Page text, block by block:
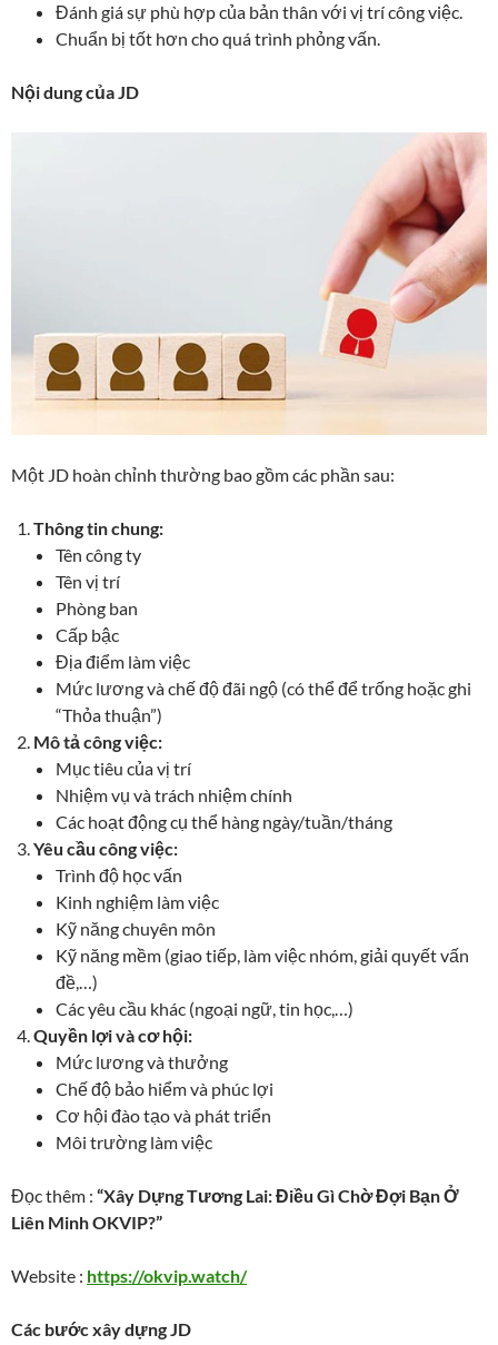
Đánh giá sự phù hợp của bản thân với vị trí công việc.
Chuẩn bị tốt hơn cho quá trình phỏng vấn.
Nội dung của JD
Một JD hoàn chỉnh thường bao gồm các phần sau:
Thông tin chung:
Tên công ty
Tên vị trí
Phòng ban
Cấp bậc
Địa điểm làm việc
Mức lương và chế độ đãi ngộ (có thể để trống hoặc ghi
“Thỏa thuận”)
Mô tả công việc:
Mục tiêu của vị trí
Nhiệm vụ và trách nhiệm chính
Các hoạt động cụ thể hàng ngày/tuần/tháng
Yêu cầu công việc:
Trình độ học vấn
Kinh nghiệm làm việc
Kỹ năng chuyên môn
Kỹ năng mềm (giao tiếp, làm việc nhóm, giải quyết vấn
đề,…)
Các yêu cầu khác (ngoại ngữ, tin học,…)
Quyền lợi và cơ hội:
Mức lương và thưởng
Chế độ bảo hiểm và phúc lợi
Cơ hội đào tạo và phát triển
Môi trường làm việc
Đọc thêm : “Xây Dựng Tương Lai: Điều Gì Chờ Đợi Bạn Ở
Liên Minh OKVIP?”
Website : https://okvip.watch/
Các bước xây dựng JD